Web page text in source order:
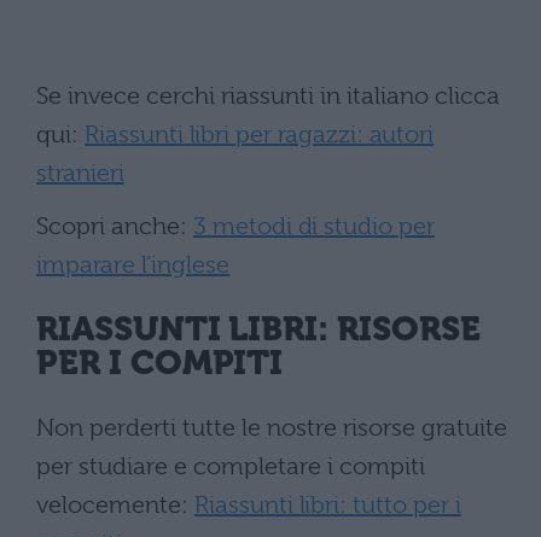
Se invece cerchi riassunti in italiano clicca
qui: Riassunti libri per ragazzi: autori
stranieri
Scopri anche: 3 metodi di studio per
imparare l’inglese
RIASSUNTI LIBRI: RISORSE
PER I COMPITI
Non perderti tutte le nostre risorse gratuite
per studiare e completare i compiti
velocemente: Riassunti libri: tutto per i